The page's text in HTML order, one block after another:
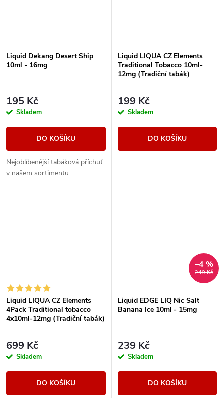
Liquid Dekang Desert Ship
10ml - 16mg
195 Kč
Skladem
DO KOŠÍKU
Nejoblíbenější tabáková příchuť
v našem sortimentu.
Liquid LIQUA CZ Elements
Traditional Tobacco 10ml-
12mg (Tradiční tabák)
199 Kč
Skladem
DO KOŠÍKU
Liquid LIQUA CZ Elements
4Pack Traditional tobacco
4x10ml-12mg (Tradiční tabák)
699 Kč
Skladem
DO KOŠÍKU
249 Kč
–4 %
Liquid EDGE LIQ Nic Salt
Banana Ice 10ml - 15mg
239 Kč
Skladem
DO KOŠÍKU